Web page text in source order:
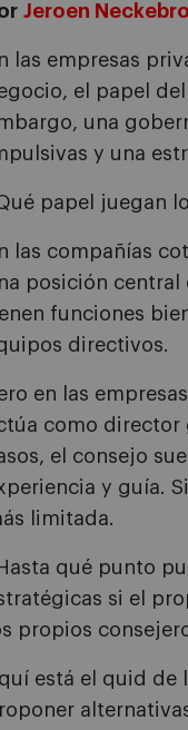
Jeroen
las empresas
el papel
una
y una
papel juegan
las compañías
posición central
funciones
directivos.
en las
como director
el consejo
y guía.
limitada.
qué punto
si el
propios
está el quid de